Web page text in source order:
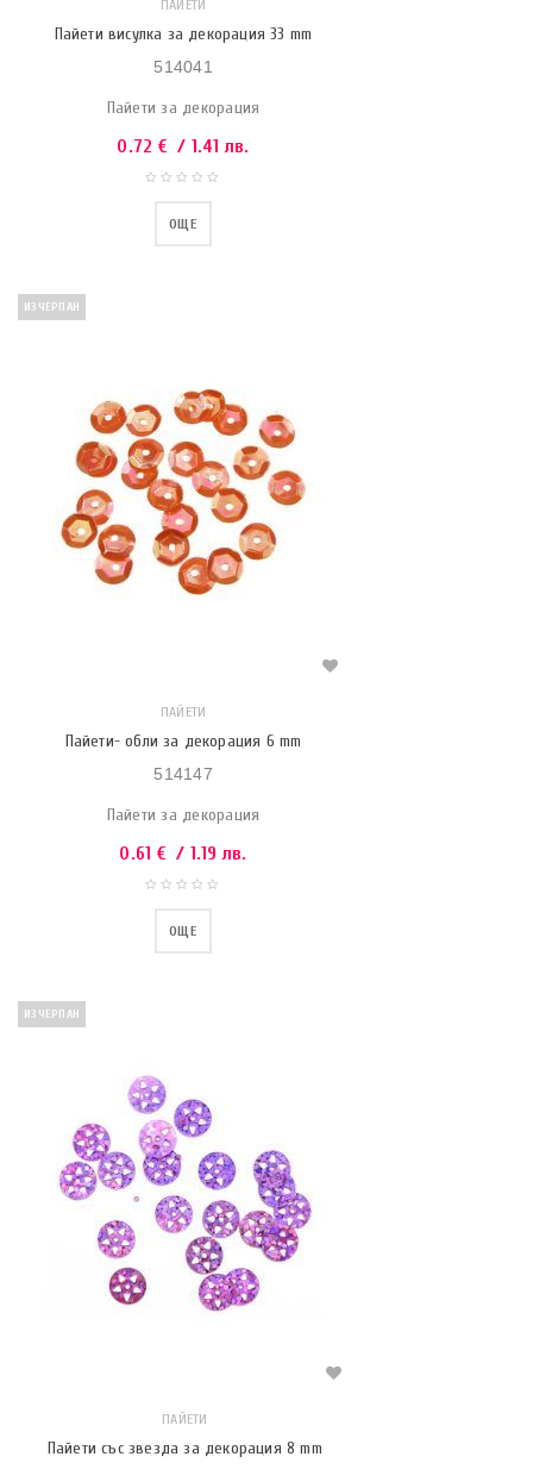
ПАЙЕТИ
Пайети висулка за декорация 33 mm
514041
Пайети за декорация
0.72 € / 1.41 лв.
ОЩЕ
ИЗЧЕРПАН
ПАЙЕТИ
Пайети- обли за декорация 6 mm
514147
Пайети за декорация
0.61 € / 1.19 лв.
ОЩЕ
ИЗЧЕРПАН
ПАЙЕТИ
Пайети със звезда за декорация 8 mm